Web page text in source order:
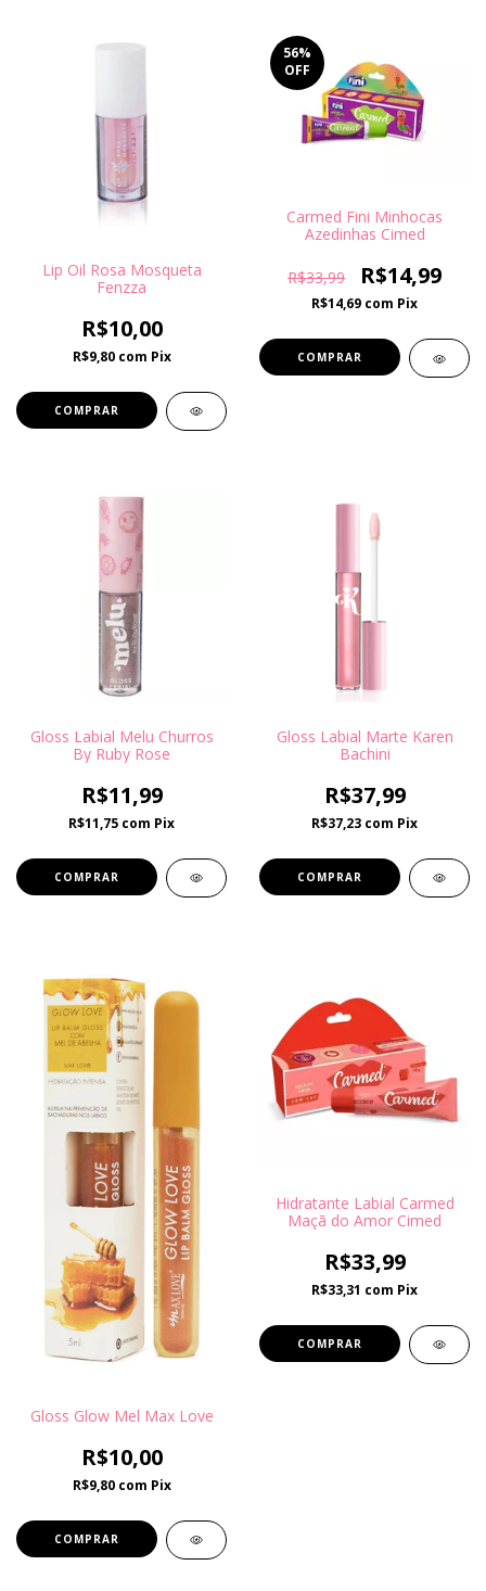
Lip Oil Rosa Mosqueta
Fenzza
R$10,00
R$9,80 com Pix
56%
OFF
Carmed Fini Minhocas
Azedinhas Cimed
R$33,99 R$14,99
R$14,69 com Pix
Gloss Labial Melu Churros
By Ruby Rose
R$11,99
R$11,75 com Pix
Gloss Labial Marte Karen
Bachini
R$37,99
R$37,23 com Pix
Gloss Glow Mel Max Love
R$10,00
R$9,80 com Pix
Hidratante Labial Carmed
Maçã do Amor Cimed
R$33,99
R$33,31 com Pix